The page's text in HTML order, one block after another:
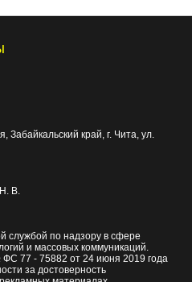
Забайкальский край, г. Чита, ул.
В.
службой по надзору в сфере
и массовых коммуникаций.
77 - 75882 от 24 июня 2019 года
за достоверность